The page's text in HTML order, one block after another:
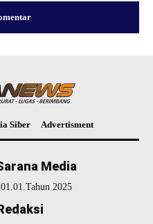
Siber Advertisment
Media
2025